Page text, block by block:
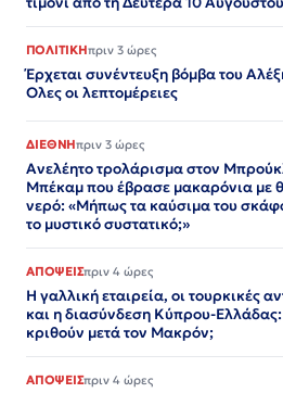
ΠΟΛΙΤΙΚΗπριν 3 ώρες
Έρχεται συνέντευξη βόμβα του
Ολες οι λεπτομέρειες
ΔΙΕΘΝΗπριν 3 ώρες
Ανελέητο τρολάρισμα στον
Μπέκαμ που έβρασε μακαρόνια με
νερό: «Μήπως τα καύσιμα του
το μυστικό συστατικό;»
ΑΠΟΨΕΙΣπριν 4 ώρες
Η γαλλική εταιρεία, οι τουρκικές
και η διασύνδεση Κύπρου-
κριθούν μετά τον Μακρόν;
ΑΠΟΨΕΙΣπριν 4 ώρες